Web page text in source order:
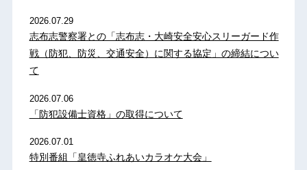
2026.07.29
志布志警察署との「志布志・大崎安全安心スリーガード作
戦（防犯、防災、交通安全）に関する協定」の締結につい
て
2026.07.06
「防犯設備士資格」の取得について
2026.07.01
特別番組「皇徳寺ふれあいカラオケ大会」